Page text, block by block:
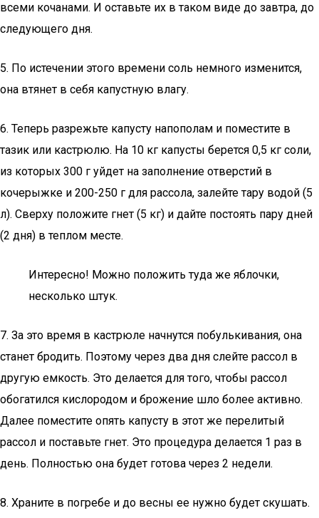
всеми кочанами. И оставьте их в таком виде до завтра, до
следующего дня.
5. По истечении этого времени соль немного изменится,
она втянет в себя капустную влагу.
6. Теперь разрежьте капусту напополам и поместите в
тазик или кастрюлю. На 10 кг капусты берется 0,5 кг соли,
из которых 300 г уйдет на заполнение отверстий в
кочерыжке и 200-250 г для рассола, залейте тару водой (5
л). Сверху положите гнет (5 кг) и дайте постоять пару дней
(2 дня) в теплом месте.
Интересно! Можно положить туда же яблочки,
несколько штук.
7. За это время в кастрюле начнутся побулькивания, она
станет бродить. Поэтому через два дня слейте рассол в
другую емкость. Это делается для того, чтобы рассол
обогатился кислородом и брожение шло более активно.
Далее поместите опять капусту в этот же перелитый
рассол и поставьте гнет. Это процедура делается 1 раз в
день. Полностью она будет готова через 2 недели.
8. Храните в погребе и до весны ее нужно будет скушать.